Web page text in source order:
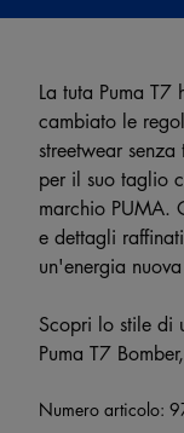
La tuta Puma
cambiato le
streetwear
per il suo taglio
marchio PUMA.
e dettagli
un'energia
Scopri lo stile di
Puma T7
Numero articolo: